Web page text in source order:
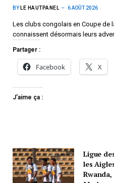
BY LE HAUTPANEL 6 AOÛT 2026
Les clubs congolais en Coupe de
connaissent désormais leurs
Partager :
Facebook X
J’aime ça :
Ligue
les